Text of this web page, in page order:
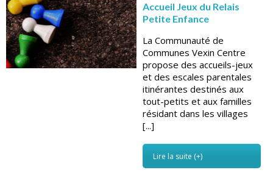
Accueil Jeux du Relais
Petite Enfance
La Communauté de
Communes Vexin Centre
propose des accueils-jeux
et des escales parentales
itinérantes destinés aux
tout-petits et aux familles
résidant dans les villages
[...]
Lire la suite (+)